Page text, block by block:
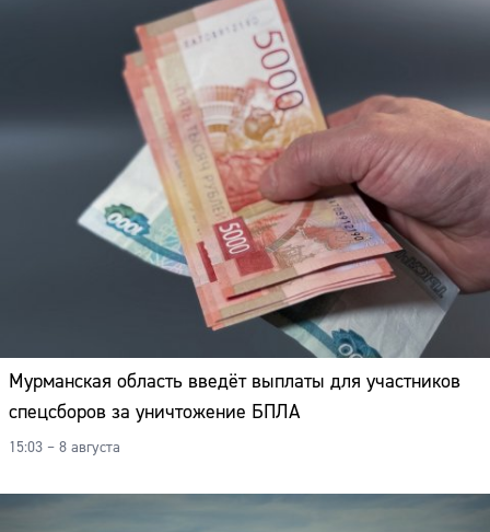
Мурманская область введёт выплаты для участников
спецсборов за уничтожение БПЛА
15:03 – 8 августа